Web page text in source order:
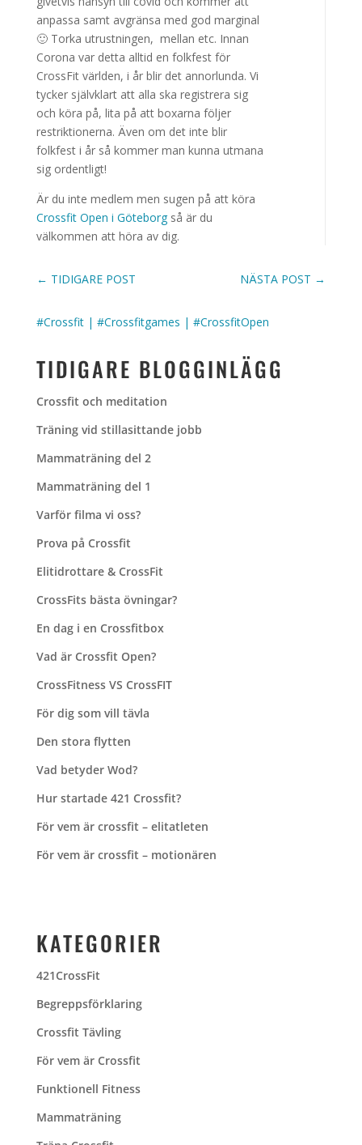
anpassa samt avgränsa med god marginal
🙂 Torka utrustningen, mellan etc. Innan
Corona var detta alltid en folkfest för
CrossFit världen, i år blir det annorlunda. Vi
tycker självklart att alla ska registrera sig
och köra på, lita på att boxarna följer
restriktionerna. Även om det inte blir
folkfest i år så kommer man kunna utmana
sig ordentligt!
Är du inte medlem men sugen på att köra
Crossfit Open i Göteborgså är du
välkommen att höra av dig.
← TIDIGARE POST NÄSTA POST →
#Crossfit| #Crossfitgames | #CrossfitOpen
TIDIGARE BLOGGINLÄGG
Crossfit och meditation
Träning vid stillasittande jobb
Mammaträning del 2
Mammaträning del 1
Varför filma vi oss?
Prova på Crossfit
Elitidrottare & CrossFit
CrossFits bästa övningar?
En dag i en Crossfitbox
Vad är Crossfit Open?
CrossFitness VS CrossFIT
För dig som vill tävla
Den stora flytten
Vad betyder Wod?
Hur startade 421 Crossfit?
För vem är crossfit – elitatleten
För vem är crossfit – motionären
KATEGORIER
421CrossFit
Begreppsförklaring
Crossfit Tävling
För vem är Crossfit
Funktionell Fitness
Mammaträning